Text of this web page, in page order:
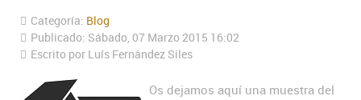
Categoría: Blog
Publicado: Sábado, 07 Marzo 2015 16:02
Escrito por Luís Fernández Siles
Os dejamos aquí una muestra del